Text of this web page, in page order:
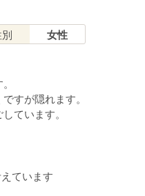
女性
すが隠れます。
ています。
ています